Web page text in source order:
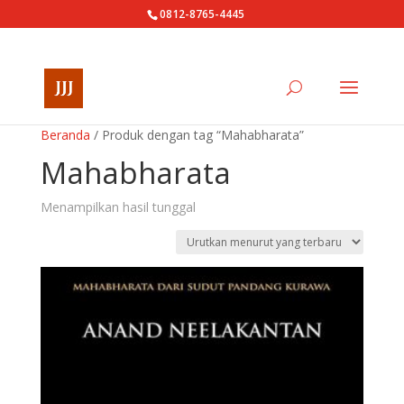
0812-8765-4445
Beranda / Produk dengan tag “Mahabharata”
Mahabharata
Menampilkan hasil tunggal